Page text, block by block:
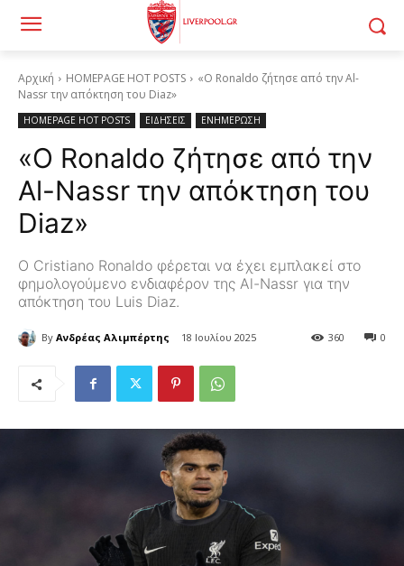
Αρχική HOMEPAGE HOT POSTS
«Ο Ronaldo ζήτησε από την Al-
Nassr την απόκτηση του Diaz»
HOMEPAGE HOT POSTS ΕΙΔΗΣΕΙΣ ΕΝΗΜΕΡΩΣΗ
«Ο Ronaldo ζήτησε από την
Al-Nassr την απόκτηση του
Diaz»
Ο Cristiano Ronaldo φέρεται να έχει εμπλακεί στο
φημολογούμενο ενδιαφέρον της Al-Nassr για την
απόκτηση του Luis Diaz.
By Ανδρέας Αλιμπέρτης 18 Ιουλίου 2025 0
360